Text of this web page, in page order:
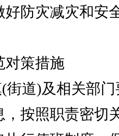
好防灾减灾和安
策措施
道)及相关部门
，按照职责密切